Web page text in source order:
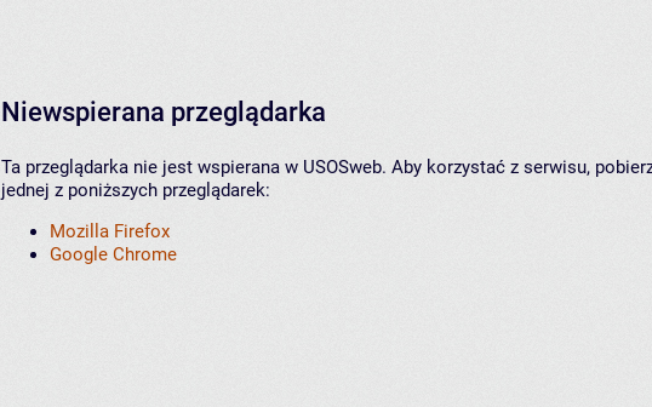
Niewspierana przeglądarka
Ta przeglądarka nie jest wspierana w USOSweb. Aby korzystać z serwisu,
jednej z poniższych przeglądarek:
Mozilla Firefox
Google Chrome